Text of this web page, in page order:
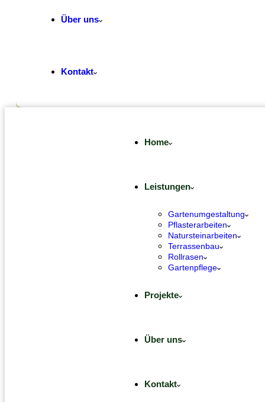
Über uns
Kontakt
Home
Leistungen
Gartenumgestaltung
Pflasterarbeiten
Natursteinarbeiten
Terrassenbau
Rollrasen
Gartenpflege
Projekte
Über uns
Kontakt